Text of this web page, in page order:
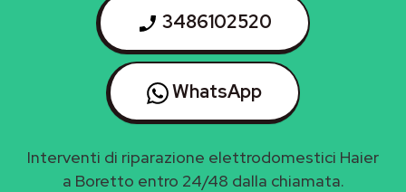
3486102520
WhatsApp
Interventi di riparazione elettrodomestici Haier
a Boretto entro 24/48 dalla chiamata.